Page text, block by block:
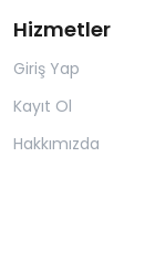
Hizmetler
Giriş Yap
Kayıt Ol
Hakkımızda